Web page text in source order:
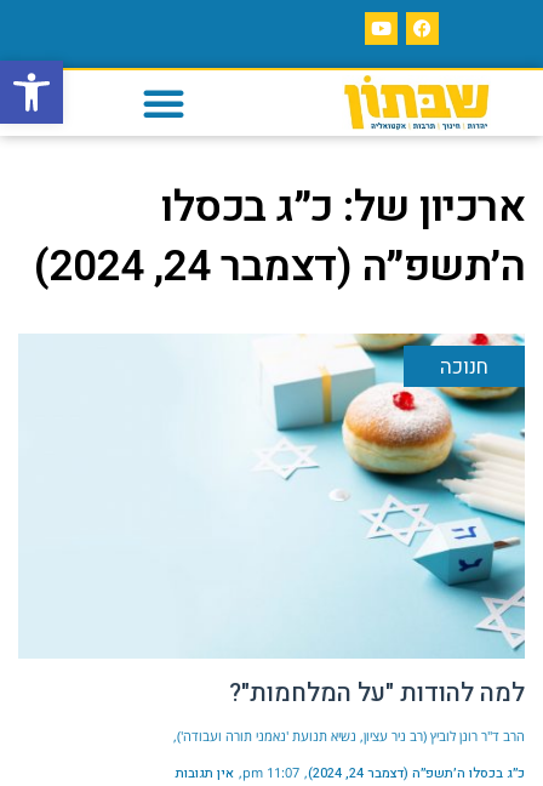
פתח
ארכיון של: כ״ג בכסלו
ה׳תשפ״ה (דצמבר 24, 2024)
חנוכה
למה להודות "על המלחמות"?
הרב ד"ר רונן לוביץ (רב ניר עציון, נשיא תנועת 'נאמני תורה ועבודה')
כ״ג בכסלו ה׳תשפ״ה (דצמבר 24, 2024) 11:07 pm אין תגובות